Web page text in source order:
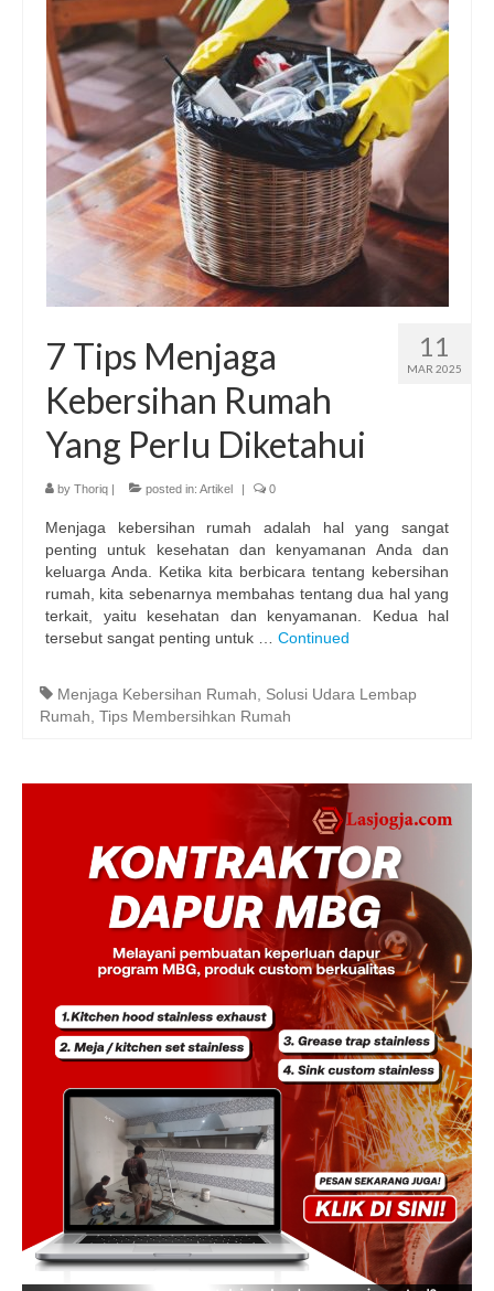
Publikasi Dakwah Gratis
Kajian Gratis di Jogja
FAQ
Contact
About
11
MAR 2025
7 Tips Menjaga
Kebersihan Rumah
Yang Perlu Diketahui
by Thoriq | posted in: Artikel | 0
Menjaga kebersihan rumah adalah hal yang sangat
penting untuk kesehatan dan kenyamanan Anda dan
keluarga Anda. Ketika kita berbicara tentang kebersihan
rumah, kita sebenarnya membahas tentang dua hal yang
terkait, yaitu kesehatan dan kenyamanan. Kedua hal
tersebut sangat penting untuk … Continued
Menjaga Kebersihan Rumah
Solusi Udara Lembap
Rumah Tips Membersihkan Rumah